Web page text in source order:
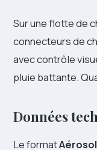
Sur une flotte de
connecteurs de
avec contrôle
pluie battante.
Données
Le formatAérosol